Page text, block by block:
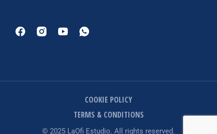
© 2025 LaOfi Estudio. All rights reserved.
COOKIE POLICY
TERMS & CONDITIONS